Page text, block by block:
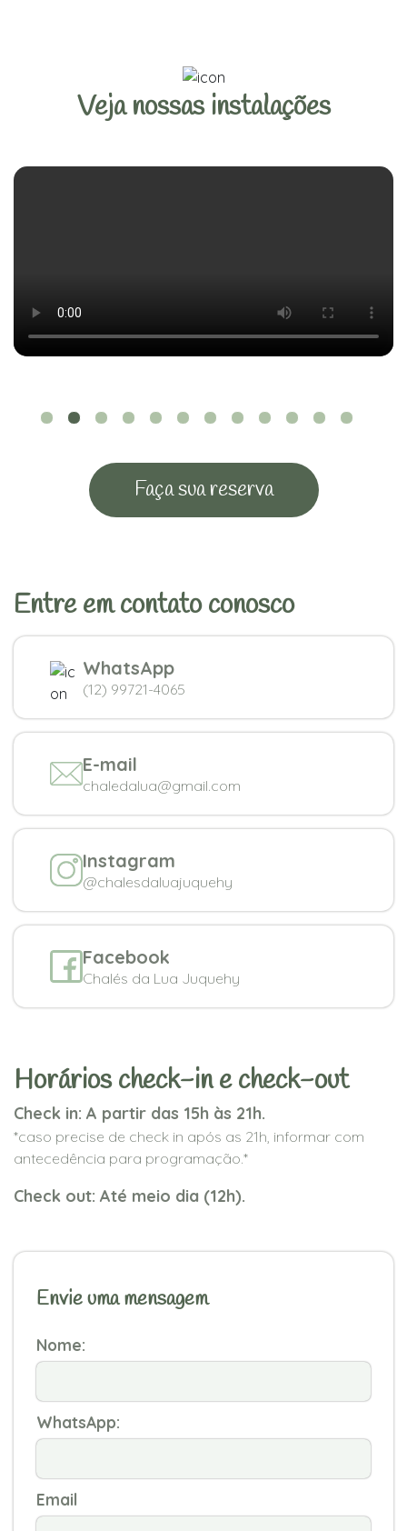
Veja nossas instalações
Faça sua reserva
Entre em contato conosco
WhatsApp
(12) 99721-4065
E-mail
chaledalua@gmail.com
Instagram
@chalesdaluajuquehy
Facebook
Chalés da Lua Juquehy
Horários check-in e check-out
Check in: A partir das 15h às 21h.
*caso precise de check in após as 21h, informar com
antecedência para programação.*
Check out: Até meio dia (12h).
Envie uma mensagem
Nome:
WhatsApp:
Email